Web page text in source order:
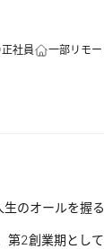
正社員 一部リモ
生のオールを握
2創業期とし